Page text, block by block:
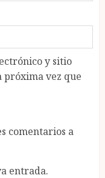
y sitio
próxima vez que
comentarios a
entrada.